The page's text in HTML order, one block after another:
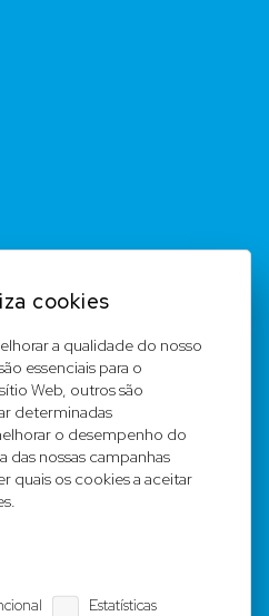
cookies
a qualidade do nosso
essenciais para o
Web, outros são
determinadas
o desempenho do
das nossas campanhas
quais os cookies a aceitar
Estatísticas